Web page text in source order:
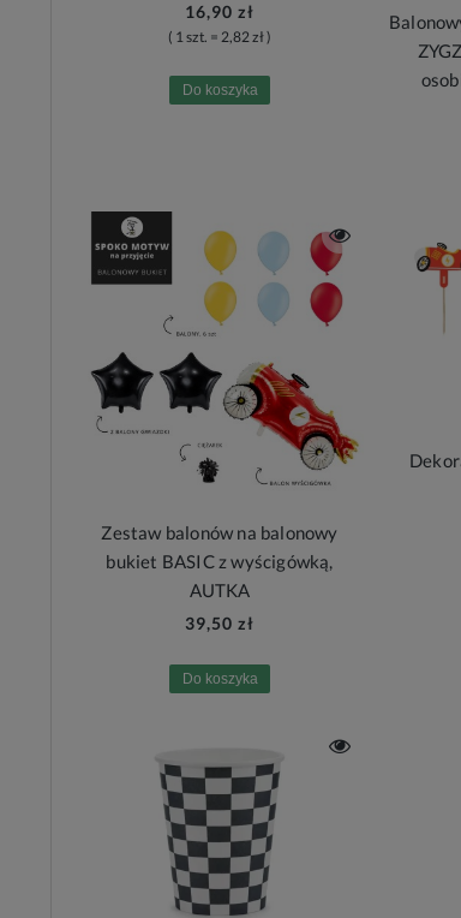
16,90 zł
( 1 szt. = 2,82 zł )
Do koszyka
Zestaw balonów na balonowy
bukiet BASIC z wyścigówką,
AUTKA
39,50 zł
Do koszyka